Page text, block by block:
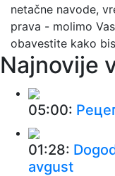
netačne navode,
prava - molimo
obavestite kako
Najnovije
05:00:
01:28:
avgust